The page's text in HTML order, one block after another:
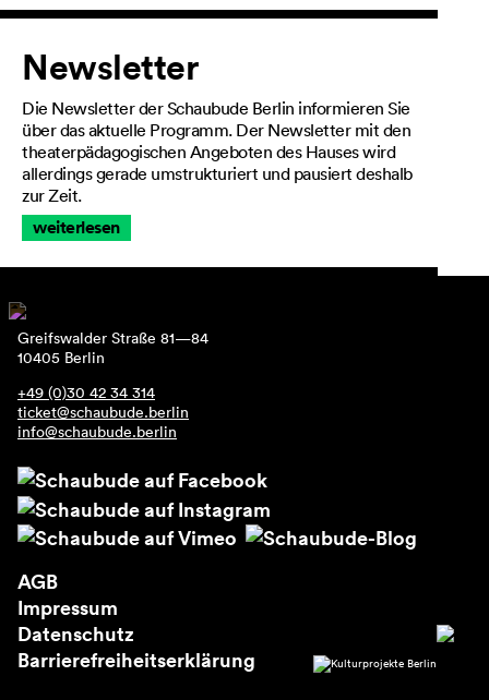
Newsletter
Die Newsletter der Schaubude Berlin informieren Sie
über das aktuelle Programm. Der Newsletter mit den
theaterpädagogischen Angeboten des Hauses wird
allerdings gerade umstrukturiert und pausiert deshalb
zur Zeit.
weiterlesen
Greifswalder Straße 81—84
10405 Berlin
+49 (0)30 42 34 314
ticket@schaubude.berlin
info@schaubude.berlin
AGB
Impressum
Datenschutz
Barrierefreiheitserklärung